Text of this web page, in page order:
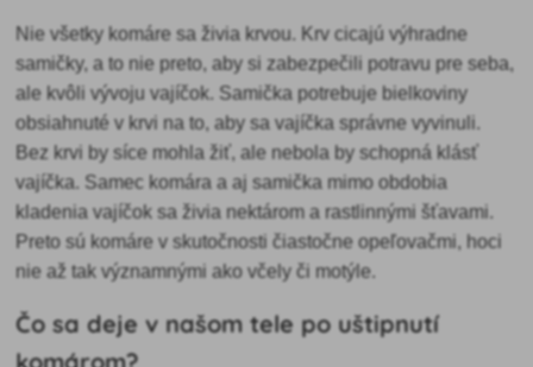
Nie všetky komáre sa živia krvou. Krv cicajú výhradne
samičky, a to nie preto, aby si zabezpečili potravu pre seba,
ale kvôli vývoju vajíčok. Samička potrebuje bielkoviny
obsiahnuté v krvi na to, aby sa vajíčka správne vyvinuli.
Bez krvi by síce mohla žiť, ale nebola by schopná klásť
vajíčka. Samec komára a aj samička mimo obdobia
kladenia vajíčok sa živia nektárom a rastlinnými šťavami.
Preto sú komáre v skutočnosti čiastočne opeľovačmi, hoci
nie až tak významnými ako včely či motýle.
Čo sa deje v našom tele po uštipnutí